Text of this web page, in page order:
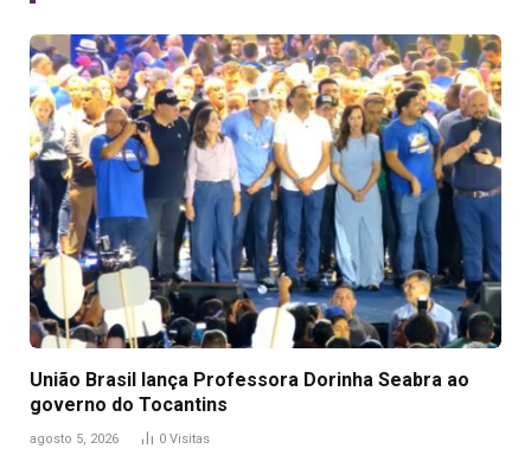
União Brasil lança Professora Dorinha Seabra ao
governo do Tocantins
agosto 5, 2026 0 Visitas